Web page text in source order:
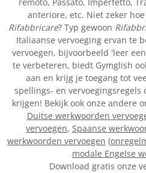
remoto, Passato, Imperfetto,
anteriore, etc. Niet zeker
Rifabbricare? Typ gewoon
Italiaanse vervoeging ervan te
vervoegen, bijvoorbeeld 'leer
te verbeteren, biedt Gymglish
aan en krijg je toegang tot
spellings- en
krijgen! Bekijk ook onze andere
Duitse werkwoorden
vervoegen, Spaanse
werkwoorden vervoegen (
modale Engelse
Download gratis onze